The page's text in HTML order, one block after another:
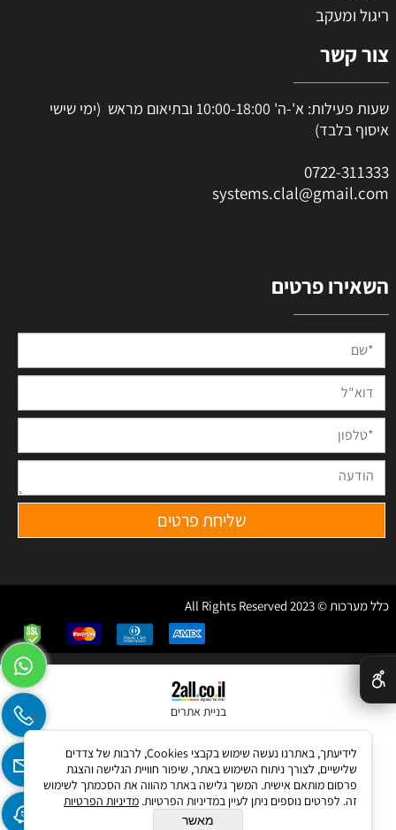
ריגול ומעקב
צור קשר
שעות פעילות: א'-ה' 10:00-18:00 ובתיאום מראש (ימי שישי
איסוף בלבד)
0722-311333
systems.clal@gmail.com
השאירו פרטים
כלל מערכות © 2023 All Rights Reserved
בניית אתרים
לידיעתך, באתרנו נעשה שימוש בקבצי Cookies, לרבות של צדדים
שלישיים, לצורך ניתוח השימוש באתר, שיפור חוויית הגלישה והצגת
פרסום מותאם אישית. המשך גלישה באתר מהווה את הסכמתך לשימוש
זה. לפרטים נוספים ניתן לעיין במדיניות הפרטיות. מדיניות הפרטיות
מאשר